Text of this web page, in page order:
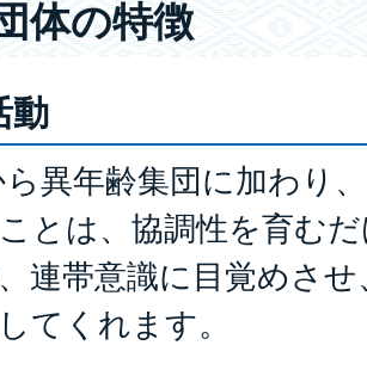
体の特徴
動
異年齢集団に加わり
とは、協調性を育む
連帯意識に目覚めさ
てくれます。